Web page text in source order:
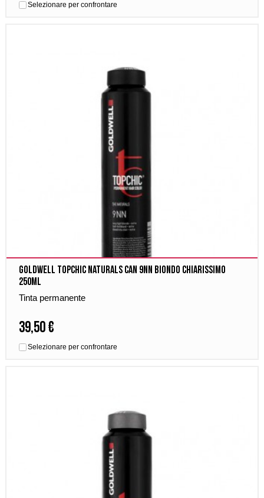
Selezionare per confrontare
Goldwell Topchic Naturals Can 9NN Biondo Chiarissimo
250ml
Tinta permanente
39,50 €
Selezionare per confrontare